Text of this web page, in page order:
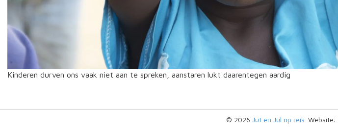
Kinderen durven ons vaak niet aan te spreken, aanstaren lukt daarentegen aardig
© 2026 Jut en Jul op reis . Website: